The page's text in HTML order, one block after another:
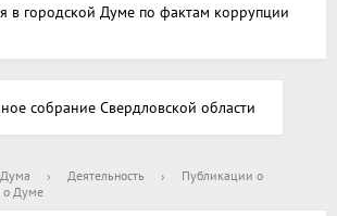
в городской Думе по фактам коррупции
собрание Свердловской области
Дума › Деятельность ›
Публикации о
о Думе